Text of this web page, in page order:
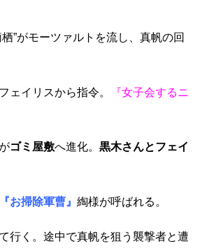
”がモーツァルトを流し、真帆の回
ェイリスから指令。
『女子会するニ
ゴミ屋敷へ進化。 黒木さんとフェイ
『お掃除軍曹』 綯様が呼ばれる。
行く。途中で真帆を狙う襲撃者と遭